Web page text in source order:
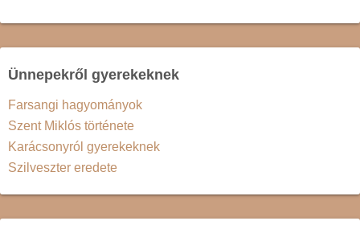
Ünnepekről gyerekeknek
Farsangi hagyományok
Szent Miklós története
Karácsonyról gyerekeknek
Szilveszter eredete